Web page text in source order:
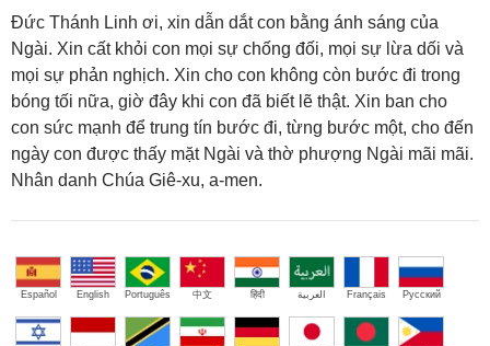
Đức Thánh Linh ơi, xin dẫn dắt con bằng ánh sáng của
Ngài. Xin cất khỏi con mọi sự chống đối, mọi sự lừa dối và
mọi sự phản nghịch. Xin cho con không còn bước đi trong
bóng tối nữa, giờ đây khi con đã biết lẽ thật. Xin ban cho
con sức mạnh để trung tín bước đi, từng bước một, cho đến
ngày con được thấy mặt Ngài và thờ phượng Ngài mãi mãi.
Nhân danh Chúa Giê-xu, a-men.
Español English Português 中文 हिंदी العربية Français Русский